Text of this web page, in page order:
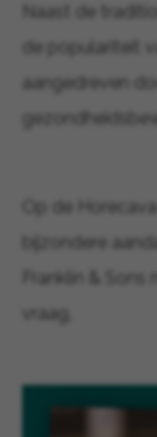
Naast de
de populariteit
aangedreven
Op de
bijzondere
Franklin &
vraag.